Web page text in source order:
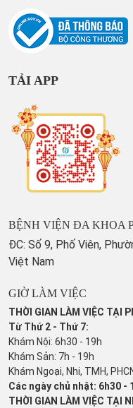
TẢI APP
BỆNH VIỆN ĐA KHOA
ĐC: Số 9, Phố Viên,
Việt Nam
GIỜ LÀM VIỆC
THỜI GIAN LÀM VIỆC TẠI
Từ Thứ 2 - Thứ 7:
Khám Nội: 6h30 - 19h
Khám Sản: 7h - 19h
Khám Ngoại, Nhi, TMH,
Các ngày chủ nhật: 6h30 -
THỜI GIAN LÀM VIỆC TẠI